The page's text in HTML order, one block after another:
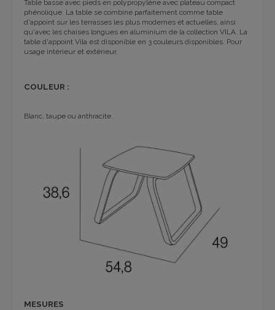
Table basse avec pieds en polypropylène avec plateau compact
phénolique. La table se combine parfaitement comme table
d'appoint sur les terrasses les plus modernes et actuelles, ainsi
qu'avec les chaises longues en aluminium de la collection VILA. La
table d'appoint Vila est disponible en 3 couleurs disponibles. Pour
usage intérieur et extérieur.
COULEUR :
Blanc, taupe ou anthracite.
MESURES